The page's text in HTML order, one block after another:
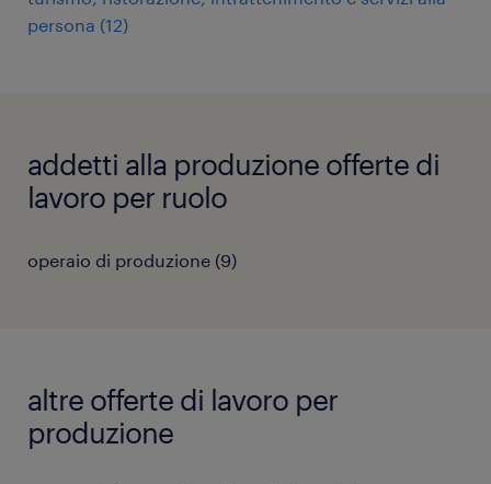
persona (12)
addetti alla produzione offerte di
lavoro per ruolo
operaio di produzione (9)
altre offerte di lavoro per
produzione